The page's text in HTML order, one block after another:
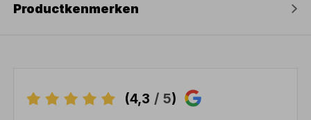
Productkenmerken
(4,3 / 5)